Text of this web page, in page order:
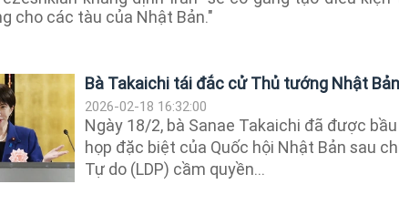
cho các tàu của Nhật Bản."
Bà Takaichi tái đắc cử Thủ tướng Nhật Bản
2026-02-18 16:32:00
Ngày 18/2, bà Sanae Takaichi đã được
họp đặc biệt của Quốc hội Nhật Bản sau
Tự do (LDP) cầm quyền...